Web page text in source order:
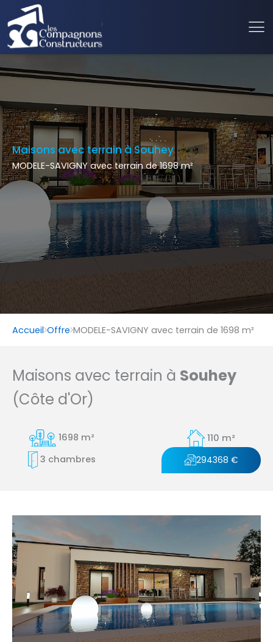
Maisons avec terrain à Souhey
MODELE-SAVIGNY avec terrain de 1698 m²
Accueil Offre MODELE-SAVIGNY avec terrain de 1698 m²
Maisons avec terrain à Souhey
(Côte d'Or)
1698 m²
110 m²
3 chambres
294368 €